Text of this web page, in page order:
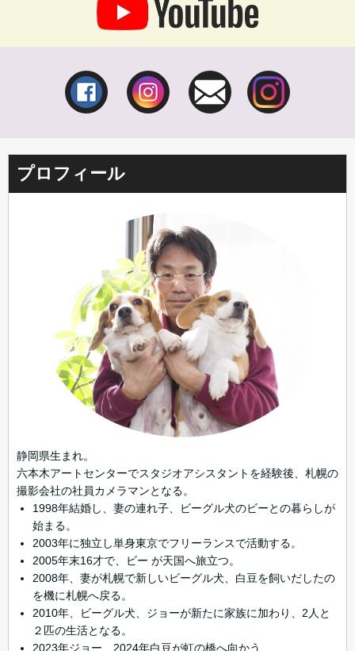
プロフィール
静岡県生まれ。
六本木アートセンターでスタジオアシスタントを経験後、札幌の
撮影会社の社員カメラマンとなる。
1998年結婚し、妻の連れ子、ビーグル犬のビーとの暮らしが
始まる。
2003年に独立し単身東京でフリーランスで活動する。
2005年末16才で、ビー が天国へ旅立つ。
2008年、妻が札幌で新しいビーグル犬、白豆を飼いだしたの
を機に札幌へ戻る。
2010年、ビーグル犬、ジョーが新たに家族に加わり、2人と
２匹の生活となる。
2023年ジョー、2024年白豆が虹の橋へ向かう